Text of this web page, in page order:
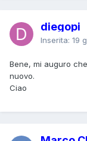
diegopi
Inserita: 19
Bene, mi auguro
nuovo.
Ciao